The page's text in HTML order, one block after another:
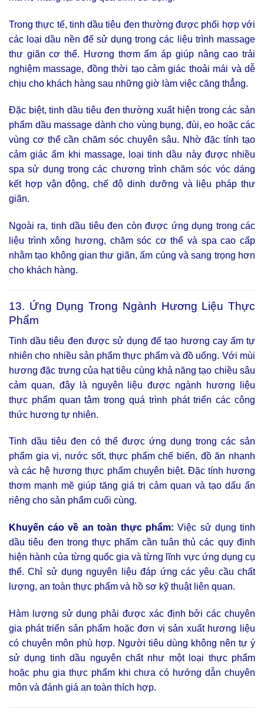
Trong thực tế, tinh dầu tiêu đen thường được phối hợp với
các loại dầu nền để sử dụng trong các liệu trình massage
thư giãn cơ thể. Hương thơm ấm áp giúp nâng cao trải
nghiệm massage, đồng thời tạo cảm giác thoải mái và dễ
chịu cho khách hàng sau những giờ làm việc căng thẳng.
Đặc biệt, tinh dầu tiêu đen thường xuất hiện trong các sản
phẩm dầu massage dành cho vùng bụng, đùi, eo hoặc các
vùng cơ thể cần chăm sóc chuyên sâu. Nhờ đặc tính tạo
cảm giác ấm khi massage, loại tinh dầu này được nhiều
spa sử dụng trong các chương trình chăm sóc vóc dáng
kết hợp vận động, chế độ dinh dưỡng và liệu pháp thư
giãn.
Ngoài ra, tinh dầu tiêu đen còn được ứng dụng trong các
liệu trình xông hương, chăm sóc cơ thể và spa cao cấp
nhằm tạo không gian thư giãn, ấm cúng và sang trọng hơn
cho khách hàng.
13. Ứng Dụng Trong Ngành Hương Liệu Thực
Phẩm
Tinh dầu tiêu đen được sử dụng để tạo hương cay ấm tự
nhiên cho nhiều sản phẩm thực phẩm và đồ uống. Với mùi
hương đặc trưng của hạt tiêu cùng khả năng tạo chiều sâu
cảm quan, đây là nguyên liệu được ngành hương liệu
thực phẩm quan tâm trong quá trình phát triển các công
thức hương tự nhiên.
Tinh dầu tiêu đen có thể được ứng dụng trong các sản
phẩm gia vị, nước sốt, thực phẩm chế biến, đồ ăn nhanh
và các hệ hương thực phẩm chuyên biệt. Đặc tính hương
thơm mạnh mẽ giúp tăng giá trị cảm quan và tạo dấu ấn
riêng cho sản phẩm cuối cùng.
Khuyến cáo về an toàn thực phẩm: Việc sử dụng tinh
dầu tiêu đen trong thực phẩm cần tuân thủ các quy định
hiện hành của từng quốc gia và từng lĩnh vực ứng dụng cụ
thể. Chỉ sử dụng nguyên liệu đáp ứng các yêu cầu chất
lượng, an toàn thực phẩm và hồ sơ kỹ thuật liên quan.
Hàm lượng sử dụng phải được xác định bởi các chuyên
gia phát triển sản phẩm hoặc đơn vị sản xuất hương liệu
có chuyên môn phù hợp. Người tiêu dùng không nên tự ý
sử dụng tinh dầu nguyên chất như một loại thực phẩm
hoặc phụ gia thực phẩm khi chưa có hướng dẫn chuyên
môn và đánh giá an toàn thích hợp.